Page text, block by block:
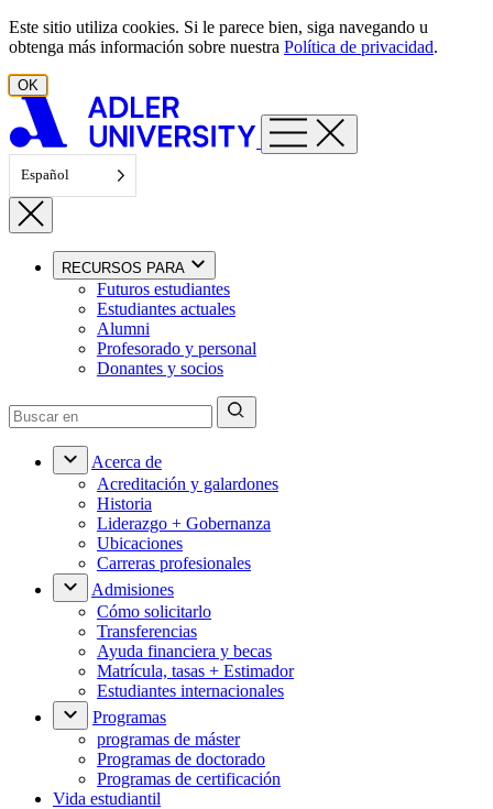
Ir al contenido
Este sitio utiliza cookies. Si le parece bien, siga navegando u
obtenga más información sobre nuestra Política de privacidad.
OK
Español
RECURSOS PARA
Futuros estudiantes
Estudiantes actuales
Alumni
Profesorado y personal
Donantes y socios
Acerca de
Acreditación y galardones
Historia
Liderazgo + Gobernanza
Ubicaciones
Carreras profesionales
Admisiones
Cómo solicitarlo
Transferencias
Ayuda financiera y becas
Matrícula, tasas + Estimador
Estudiantes internacionales
Programas
programas de máster
Programas de doctorado
Programas de certificación
Vida estudiantil